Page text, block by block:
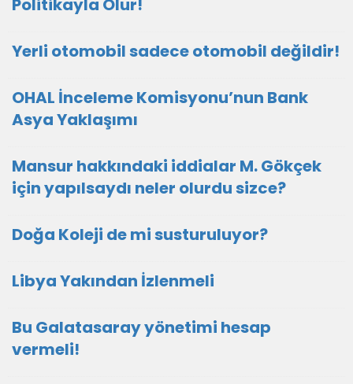
Politikayla Olur!
Yerli otomobil sadece otomobil değildir!
OHAL İnceleme Komisyonu’nun Bank
Asya Yaklaşımı
Mansur hakkındaki iddialar M. Gökçek
için yapılsaydı neler olurdu sizce?
Doğa Koleji de mi susturuluyor?
Libya Yakından İzlenmeli
Bu Galatasaray yönetimi hesap
vermeli!